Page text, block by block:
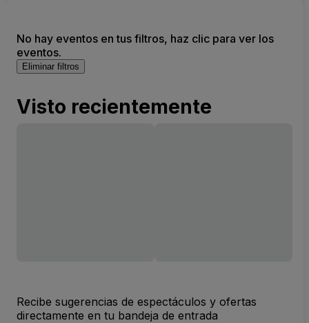
No hay eventos en tus filtros, haz clic para ver los
eventos.
Eliminar filtros
Visto recientemente
Recibe sugerencias de espectáculos y ofertas
directamente en tu bandeja de entrada